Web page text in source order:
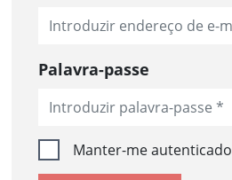
Palavra-passe
Manter-me autenticado